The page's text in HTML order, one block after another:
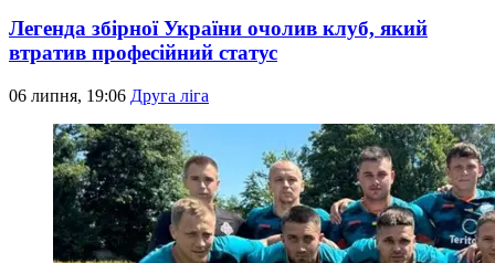
Легенда збірної України очолив клуб, який
втратив професійний статус
06 липня, 19:06 Друга ліга